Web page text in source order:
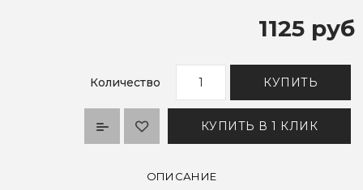
1125 руб
Количество КУПИТЬ
КУПИТЬ В 1 КЛИК
ОПИСАНИЕ